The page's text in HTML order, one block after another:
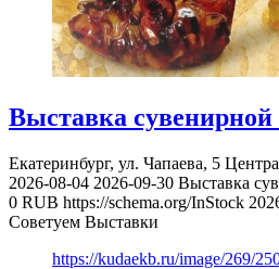
Выставка
Екатеринбург, ул. Чапаева, 5
2026-08-04 2026-09-30 Выставка
0 RUB https://schema.org/InStock
Советуем Выставки
https://kudaekb.ru/image/269/